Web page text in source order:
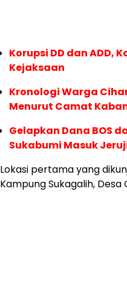
Korupsi DD dan ADD,
Kejaksaan
Kronologi Warga
Menurut Camat
Gelapkan Dana BOS
Sukabumi Masuk
Lokasi pertama yang
Kampung Sukagalih,